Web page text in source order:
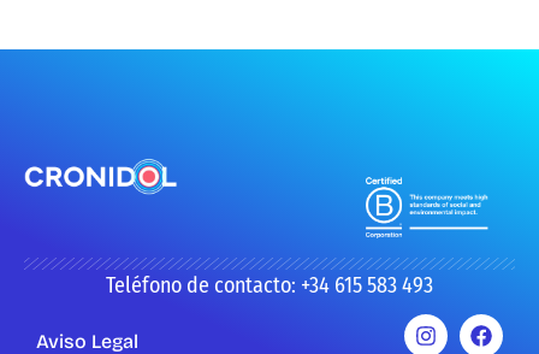
Teléfono de contacto: +34 615 583 493
Aviso Legal